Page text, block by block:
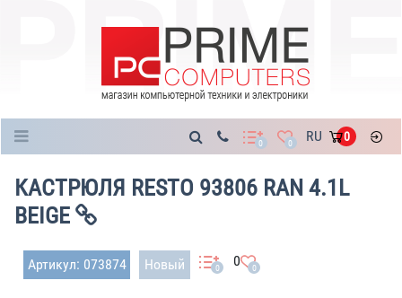
0 0 RU 0
КАСТРЮЛЯ RESTO 93806 RAN 4.1L
BEIGE
Артикул: 073874 Новый 0 0 0